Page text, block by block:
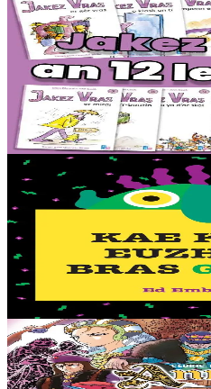
TES
Jakez Vras - Dastumad
Ur rummad 12 istor bihan aes da
Jakez Vras, ur ramz tost d’ar
gant ur c’heriaoueg diazez....
Er stok44,00 €
2 vloaz hag ouzhpenn
TES
Kae kuit, Euzhvil bras gwer
Petra en deus ur fri gwer-glazik,
bras melen ? Euzhvil Bras Gwer
avat. Tro pajennoù didroc’het...
12,50 €
11 vloaz hag ouzhpenn
TES
Anna Vreizh - Itrikoù er